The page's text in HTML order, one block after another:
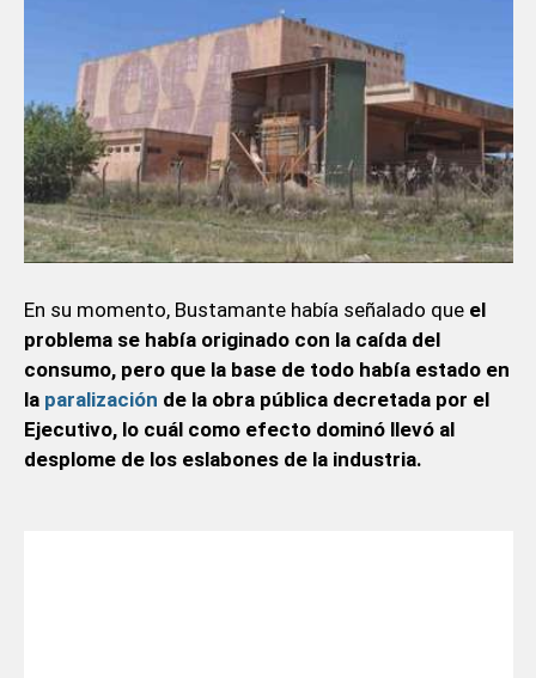
En su momento, Bustamante había señalado queel
problema se había originado con la caída del
consumo, pero que la base de todo había estado en
la paralización de la obra pública decretada por el
Ejecutivo, lo cuál como efecto dominó llevó al
desplome de los eslabones de la industria.